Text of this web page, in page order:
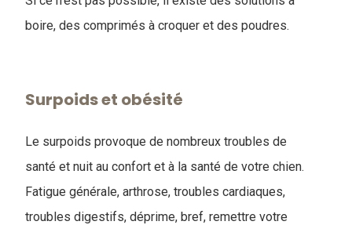
boire, des comprimés à croquer et des poudres.
Surpoids et obésité
Le surpoids provoque de nombreux troubles de
santé et nuit au confort et à la santé de votre chien.
Fatigue générale, arthrose, troubles cardiaques,
troubles digestifs, déprime, bref, remettre votre